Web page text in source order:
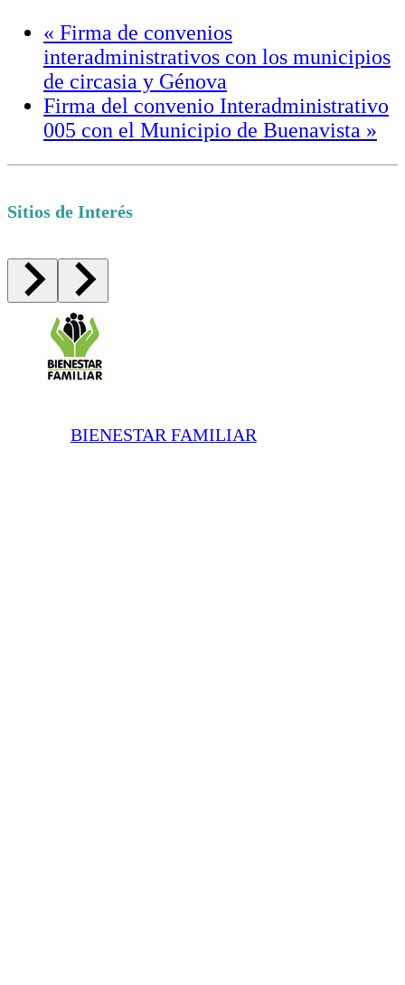
« Firma de convenios
interadministrativos con los municipios
de circasia y Génova
Firma del convenio Interadministrativo
005 con el Municipio de Buenavista »
Sitios de Interés
BIENESTAR FAMILIAR